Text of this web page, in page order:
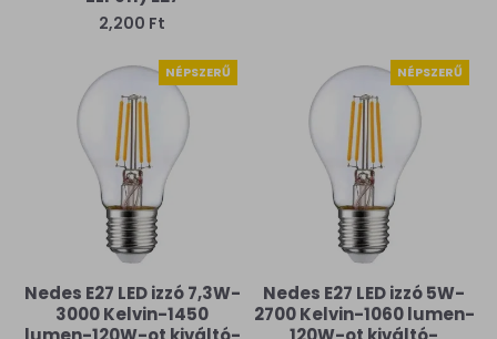
2,200 Ft
NÉPSZERŰ
Nedes E27 LED izzó 7,3W-
3000 Kelvin-1450
NÉPSZERŰ
Nedes E27 LED izzó 5W-
2700 Kelvin-1060 lumen-